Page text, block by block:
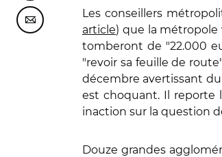
Partager cette page sur Courriel
Les conseillers
article) que la métropole
tomberont de "22.000
"revoir sa feuille de
décembre avertissant
est choquant. Il reporte
inaction sur la question
Douze grandes